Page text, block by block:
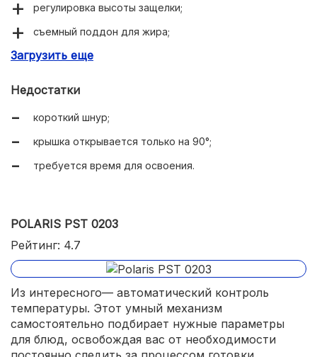
регулировка высоты защелки;
съемный поддон для жира;
панели для вафель, гриля, сэндвичей в комплекте;
Загрузить еще
Недостатки
короткий шнур;
крышка открывается только на 90°;
требуется время для освоения.
POLARIS PST 0203
Рейтинг: 4.7
Из интересного— автоматический контроль
температуры. Этот умный механизм
самостоятельно подбирает нужные параметры
для блюд, освобождая вас от необходимости